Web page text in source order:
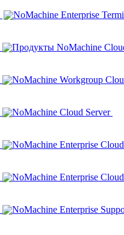
NoMachine Enterprise
Продукты NoMachine
NoMachine Workgroup
NoMachine Cloud Server
NoMachine Enterprise
NoMachine Enterprise
NoMachine Enterprise